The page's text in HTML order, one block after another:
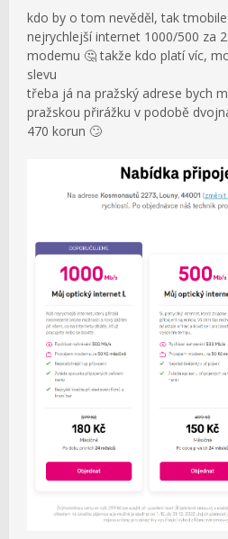
kdo by o tom nevěděl, tak
nejrychlejší internet 1000/500 za
modemu 🤔 takže kdo platí víc,
slevu
třeba já na pražský adrese bych
pražskou přirážku v podobě
470 korun 🙄